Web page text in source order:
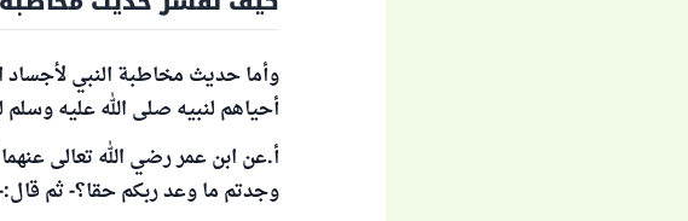
وأما حديث مخاطبة النبي
أحياهم لنبيه صلى الله عليه وسلم
أ‌.عن ابن عمر رضي الله تعالى
وجدتم ما وعد ربكم حقا؟- ثم قال:- إنهم